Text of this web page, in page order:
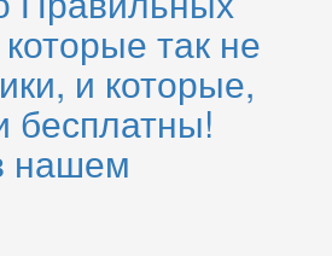
так не
и которые,
бесплатны!
нашем